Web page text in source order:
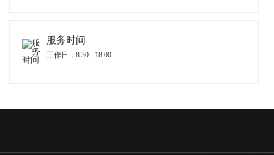
服务时间
工作日：8:30 - 18:00